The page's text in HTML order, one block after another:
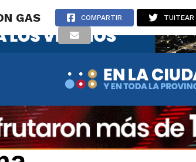
GAS COMPARTIR TUITEAR